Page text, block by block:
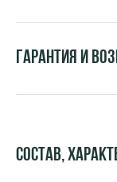
Состав,
Гарантия и